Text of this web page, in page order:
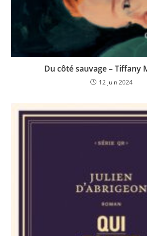
Du côté sauvage – Tiffany
12 juin 2024